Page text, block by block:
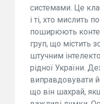
системами. Це
і ті, хто мислить
поширюють
груп, що містить
штучним
рідної України.
виправдовувати
що він шахрай,